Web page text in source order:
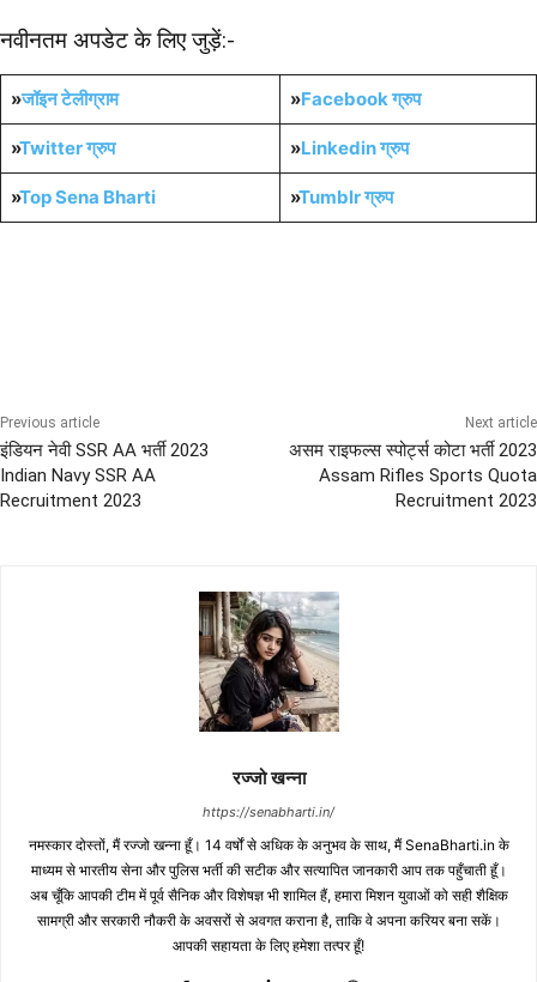
नवीनतम अपडेट के लिए जुड़ें:-
»जॉइन टेलीग्राम »Facebook ग्रुप
»Twitter ग्रुप »Linkedin ग्रुप
»Top Sena Bharti »Tumblrग्रुप
Previous article
इंडियन नेवी SSR AA भर्ती 2023
Indian Navy SSR AA
Recruitment 2023
Next article
असम राइफल्स स्पोर्ट्स कोटा भर्ती 2023
Assam Rifles Sports Quota
Recruitment 2023
रज्जो खन्ना
https://senabharti.in/
नमस्कार दोस्तों, मैं रज्जो खन्ना हूँ। 14 वर्षों से अधिक के अनुभव के साथ, मैं SenaBharti.in के
माध्यम से भारतीय सेना और पुलिस भर्ती की सटीक और सत्यापित जानकारी आप तक पहुँचाती हूँ।
अब चूँकि आपकी टीम में पूर्व सैनिक और विशेषज्ञ भी शामिल हैं, हमारा मिशन युवाओं को सही शैक्षिक
सामग्री और सरकारी नौकरी के अवसरों से अवगत कराना है, ताकि वे अपना करियर बना सकें।
आपकी सहायता के लिए हमेशा तत्पर हूँ!